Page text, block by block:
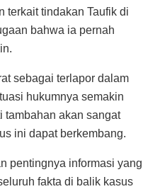
terkait tindakan Taufik di
bahwa ia pernah
sebagai terlapor dalam
hukumnya semakin
tambahan akan sangat
ini dapat berkembang.
pentingnya informasi yang
fakta di balik kasus